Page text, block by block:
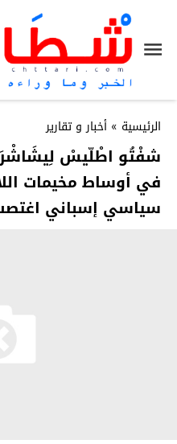
الرئيسية » أخبار و تقارير
شفْتُو اطْلّيسْ
في أوساط مخيمات
سياسي إسباني